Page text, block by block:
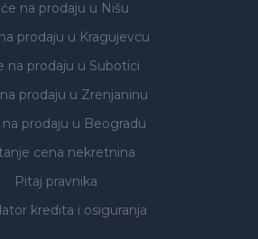
na prodaju u Nišu
prodaju u Kragujevcu
na prodaju u Subotici
prodaju u Zrenjaninu
na prodaju u Beogradu
cena nekretnina
Pitaj pravnika
kredita i osiguranja